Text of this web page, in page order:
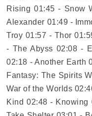
Rising 01:45 - Snow
Alexander 01:49 -
Troy 01:57 - Thor
- The Abyss 02:08 -
02:18 - Another Earth
Fantasy: The Spirits
War of the Worlds
Kind 02:48 -